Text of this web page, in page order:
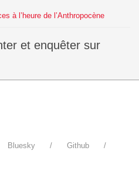
à l’heure de l’Anthropocène
Bluesky
Github